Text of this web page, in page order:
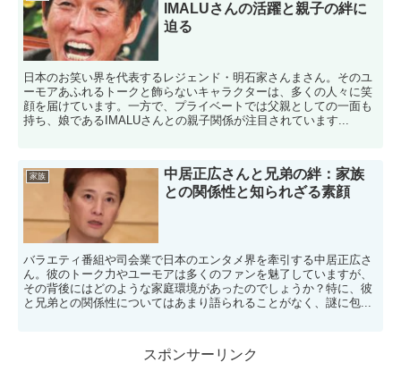
IMALUさんの活躍と親子の絆に
迫る
日本のお笑い界を代表するレジェンド・明石家さんまさん。そのユ
ーモアあふれるトークと飾らないキャラクターは、多くの人々に笑
顔を届けています。一方で、プライベートでは父親としての一面も
持ち、娘であるIMALUさんとの親子関係が注目されています...
家族
中居正広さんと兄弟の絆：家族
との関係性と知られざる素顔
バラエティ番組や司会業で日本のエンタメ界を牽引する中居正広さ
ん。彼のトーク力やユーモアは多くのファンを魅了していますが、
その背後にはどのような家庭環境があったのでしょうか？特に、彼
と兄弟との関係性についてはあまり語られることがなく、謎に包...
スポンサーリンク